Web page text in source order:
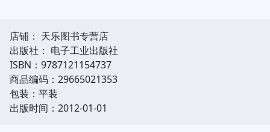
店铺： 天乐图书专营店
出版社： 电子工业出版社
ISBN：9787121154737
商品编码：29665021353
包装：平装
出版时间：2012-01-01